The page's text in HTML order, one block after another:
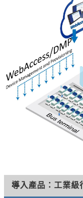
導入產品：工業級